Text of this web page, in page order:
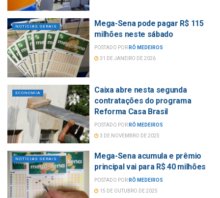
NOTÍCIAS GERAIS
Mega-Sena pode pagar R$ 115
milhões neste sábado
POSTADO POR RÔ MEDEIROS
31 DE JANEIRO DE 2026
ECONOMIA
Caixa abre nesta segunda
contratações do programa
Reforma Casa Brasil
POSTADO POR RÔ MEDEIROS
3 DE NOVEMBRO DE 2025
NOTÍCIAS GERAIS
Mega-Sena acumula e prêmio
principal vai para R$ 40 milhões
POSTADO POR RÔ MEDEIROS
15 DE OUTUBRO DE 2025